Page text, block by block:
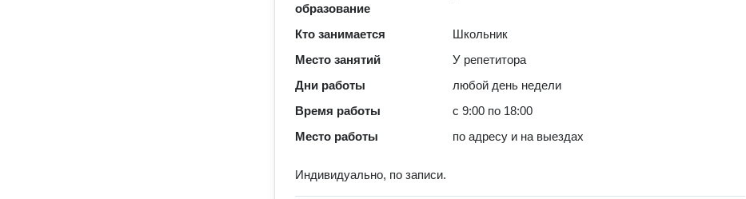
образование
Кто занимается
Школьник
Место занятий
У репетитора
Дни работы
любой день недели
Время работы
с 9:00 по 18:00
Место работы
по адресу и на выездах
Индивидуально, по записи.